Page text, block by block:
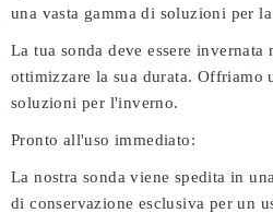
una vasta gamma di soluzioni per
La tua sonda deve essere
ottimizzare la sua durata. Offriamo
soluzioni per l'inverno.
Pronto all'uso immediato:
La nostra sonda viene spedita in
di conservazione esclusiva per un